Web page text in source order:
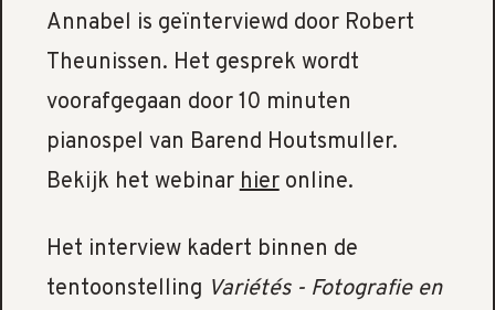
Annabel is geïnterviewd door Robert
Theunissen. Het gesprek wordt
voorafgegaan door 10 minuten
pianospel van Barend Houtsmuller.
Bekijk het webinarhieronline.
Het interview kadert binnen de
tentoonstelling Variétés - Fotografie en